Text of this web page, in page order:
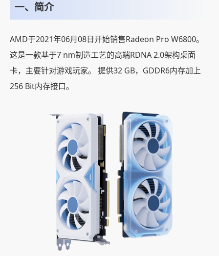
一、简介
AMD于2021年06月08日开始销售Radeon Pro W6800。
这是一款基于7 nm制造工艺的高端RDNA 2.0架构桌面
卡，主要针对游戏玩家。 提供32 GB，GDDR6内存加上
256 Bit内存接口。